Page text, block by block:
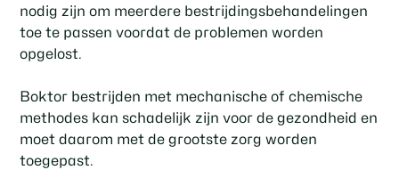
nodig zijn om meerdere bestrijdingsbehandelingen
toe te passen voordat de problemen worden
opgelost.
Boktor bestrijden met mechanische of chemische
methodes kan schadelijk zijn voor de gezondheid en
moet daarom met de grootste zorg worden
toegepast.